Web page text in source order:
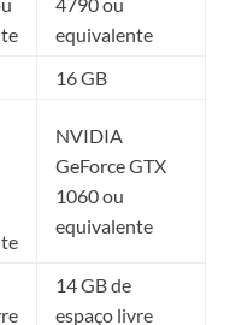
equivalente
16 GB
NVIDIA
GeForce GTX
1060 ou
equivalente
14 GB de
espaço livre